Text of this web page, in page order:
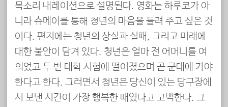
목소리 내레이션으로 설명된다. 영화는 하루코가 아
니라 슈메이를 통해 청년의 마음을 들려 주고 싶은 것
이다. 편지에는 청년의 상실과 실패, 그리고 미래에
대한 불안이 담겨 있다. 청년은 얼마 전 어머니를 여
의었고 두 번 대학 시험에 떨어졌으며 곧 군대에 가야
한다고 한다. 그러면서 청년은 당신이 있는 당구장에
서 보낸 시간이 가장 행복한 때였다고 고백한다. 그